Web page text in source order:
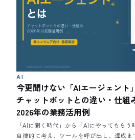
AI
今更聞けない「AIエージェン
チャットボットとの違い・仕組
2026年の業務活用例
「AIに聞く時代」から「AIにやってもら
自律的に考え、ツールを呼び出し、達成